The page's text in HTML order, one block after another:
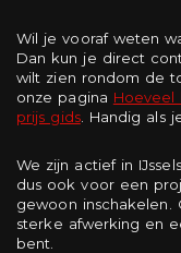
Wil je vooraf weten
Dan kun je direct
wilt zien rondom de
onze pagina Hoeveel
prijs gids. Handig als
We zijn actief in
dus ook voor een
gewoon inschakelen.
sterke afwerking en
bent.